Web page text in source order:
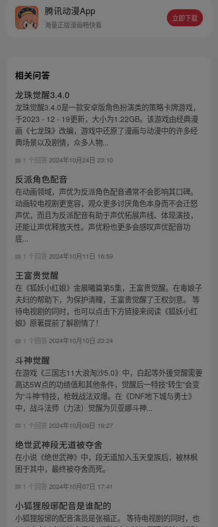
腾讯动漫App
海量正版漫画畅快看
立即下载
相关问答
龙珠觉醒3.4.0
龙珠觉醒3.4.0是一款安卓版角色扮演类的策略卡牌游戏，
于2023 - 12 - 19更新，大小为1.22GB。该游戏由经典漫
画《七龙珠》改编，游戏中还原了漫画与动漫中的许多经
典场景以及剧情，众多人物...
1 个回答 2024年10月24日 23:10
反派角色配音
在动画领域，声优为反派角色配音通常不会影响其口碑。
动画较电视剧更宽容，观众更多讨厌角色本身而不会迁怒
声优，而且为反派配音有助于声优拓展声线、体现演技，
还能让声优释放天性。声优粉也更多会感叹声优配音功
底...
1 个回答 2024年10月11日 16:59
王富贵觉醒
在《狐妖小红娘》金晨曦篇第5集，王富贵觉醒。在毒娘子
夫妇的帮助下，为保护清瞳，王富贵觉醒了王权剑意。 等
待电视剧的同时，也可以点击下方链接来阅读《狐妖小红
娘》原著提前了解剧情了！
1 个回答 2024年10月10日 23:24
斗神觉醒
在游戏《三国志11大浪淘沙5.0》中，白起等外援觉醒需要
高达5W点的功绩值和其他条件，觉醒后一特技“转生”会变
为“斗神”特技，枪戟战法双爆。在《DNF地下城与勇士》
中，战斗法师（力法）觉醒为贝亚娜斗神...
1 个回答 2024年10月09日 19:27
绝世武神段无道被夺舍
在小说《绝世武神》中，段无道加入玉天皇族后，被林枫
困于其中，最终被夺舍而死。
1 个回答 2024年10月07日 17:41
小狐狸殷琊配音是谁配的
小狐狸殷琊的配音演员是张福正。 等待电视剧的同时，也